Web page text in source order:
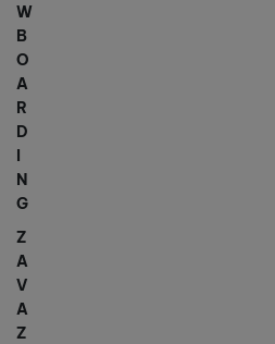
W
B
O
A
R
D
N
G
Z
A
V
A
Z